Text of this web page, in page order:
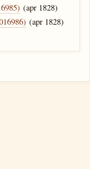
(apr 1828)
(apr 1828)